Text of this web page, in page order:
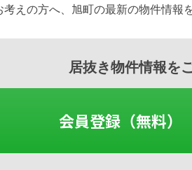
えの方へ、旭町の最新の物件情報
居抜き物件情報を
会員登録（無料）